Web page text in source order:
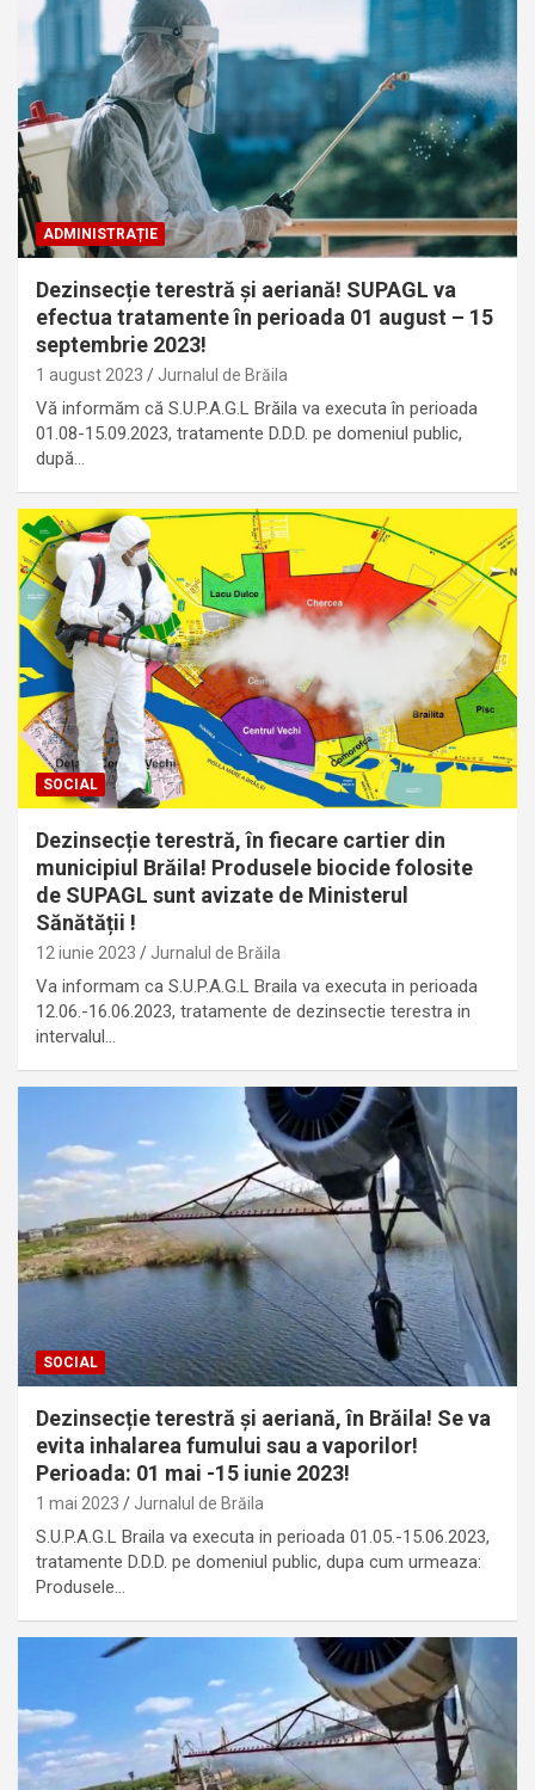
ADMINISTRAȚIE
Dezinsecție terestră și aeriană! SUPAGL va
efectua tratamente în perioada 01 august – 15
septembrie 2023!
1 august 2023 Jurnalul de Brăila
Vă informăm că S.U.P.A.G.L Brăila va executa în perioada
01.08-15.09.2023, tratamente D.D.D. pe domeniul public,
după…
SOCIAL
Dezinsecție terestră, în fiecare cartier din
municipiul Brăila! Produsele biocide folosite
de SUPAGL sunt avizate de Ministerul
Sănătății !
12 iunie 2023 Jurnalul de Brăila
Va informam ca S.U.P.A.G.L Braila va executa in perioada
12.06.-16.06.2023, tratamente de dezinsectie terestra in
intervalul…
SOCIAL
Dezinsecție terestră și aeriană, în Brăila! Se va
evita inhalarea fumului sau a vaporilor!
Perioada: 01 mai -15 iunie 2023!
1 mai 2023 Jurnalul de Brăila
S.U.P.A.G.L Braila va executa in perioada 01.05.-15.06.2023,
tratamente D.D.D. pe domeniul public, dupa cum urmeaza:
Produsele…